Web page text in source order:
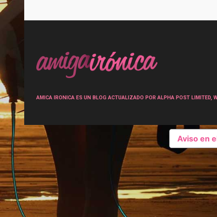
AMICA IRONICA ES UN BLOG ACTUALIZADO POR ALPHA POST
Aviso en